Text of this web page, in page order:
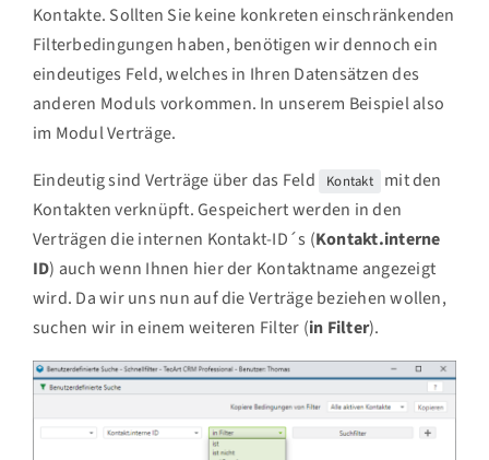
Kontakte. Sollten Sie keine konkreten einschränkenden
Filterbedingungen haben, benötigen wir dennoch ein
eindeutiges Feld, welches in Ihren Datensätzen des
anderen Moduls vorkommen. In unserem Beispiel also
im Modul Verträge.
Eindeutig sind Verträge über das Feld
Kontakt
mit den
Kontakten verknüpft. Gespeichert werden in den
Verträgen die internen Kontakt-ID´s (Kontakt.interne
ID) auch wenn Ihnen hier der Kontaktname angezeigt
wird. Da wir uns nun auf die Verträge beziehen wollen,
suchen wir in einem weiteren Filter (in Filter).